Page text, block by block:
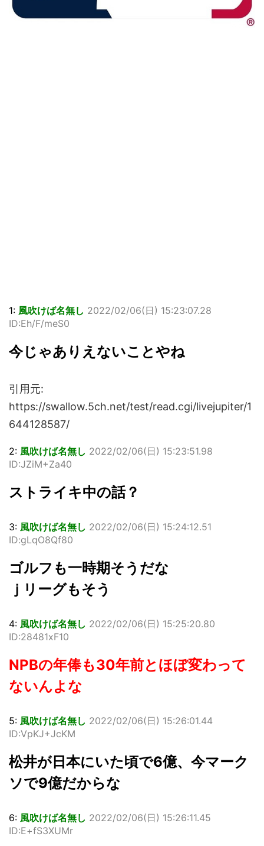
1: 風吹けば名無し 2022/02/06(日) 15:23:07.28
ID:Eh/F/meS0
今じゃありえないことやね
引用元:
https://swallow.5ch.net/test/read.cgi/livejupiter/1
644128587/
2: 風吹けば名無し 2022/02/06(日) 15:23:51.98
ID:JZiM+Za40
ストライキ中の話？
3: 風吹けば名無し 2022/02/06(日) 15:24:12.51
ID:gLqO8Qf80
ゴルフも一時期そうだな
ｊリーグもそう
4: 風吹けば名無し 2022/02/06(日) 15:25:20.80
ID:28481xF10
NPBの年俸も30年前とほぼ変わって
ないんよな
5: 風吹けば名無し 2022/02/06(日) 15:26:01.44
ID:VpKJ+JcKM
松井が日本にいた頃で6億、今マーク
ソで9億だからな
6: 風吹けば名無し 2022/02/06(日) 15:26:11.45
ID:E+fS3XUMr